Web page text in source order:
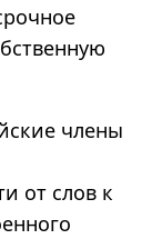
члены
от слов к